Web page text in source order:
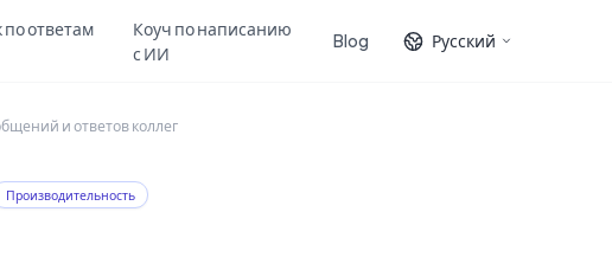
ответам
Коуч по написанию
с ИИ
Blog Русский
и ответов коллег
Производительность